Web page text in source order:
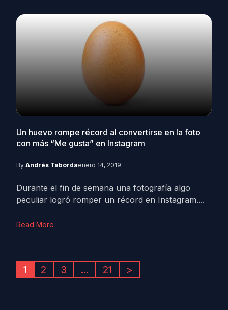
Un huevo rompe récord al convertirse en la foto
con más “Me gusta” en Instagram
By Andrés Tabordaenero 14, 2019
Durante el fin de semana una fotografía algo
peculiar logró romper un récord en Instagram....
Read More
1 2 3 … 21 >